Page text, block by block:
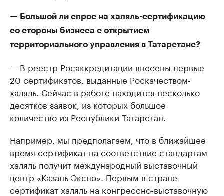
— Большой ли спрос на халяль-сертификацию
со стороны бизнеса с открытием
территориального управления в Татарстане?
— В реестр Росаккредитации внесены первые
20 сертификатов, выданные Роскачеством-
халяль. Сейчас в работе находится несколько
десятков заявок, из которых большое
количество из Республики Татарстан.
Например, мы предполагаем, что в ближайшее
время сертификат на соответствие стандартам
халяль получит международный выставочный
центр «Казань Экспо». Первым в стране
сертификат халяль на конгрессно-выставочную